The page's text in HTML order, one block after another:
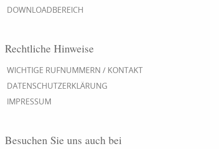
DOWNLOADBEREICH
Rechtliche Hinweise
WICHTIGE RUFNUMMERN / KONTAKT
DATENSCHUTZERKLÄRUNG
IMPRESSUM
Besuchen Sie uns auch bei